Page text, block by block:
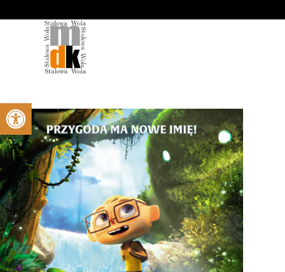
Otwórz pasek narzędzi